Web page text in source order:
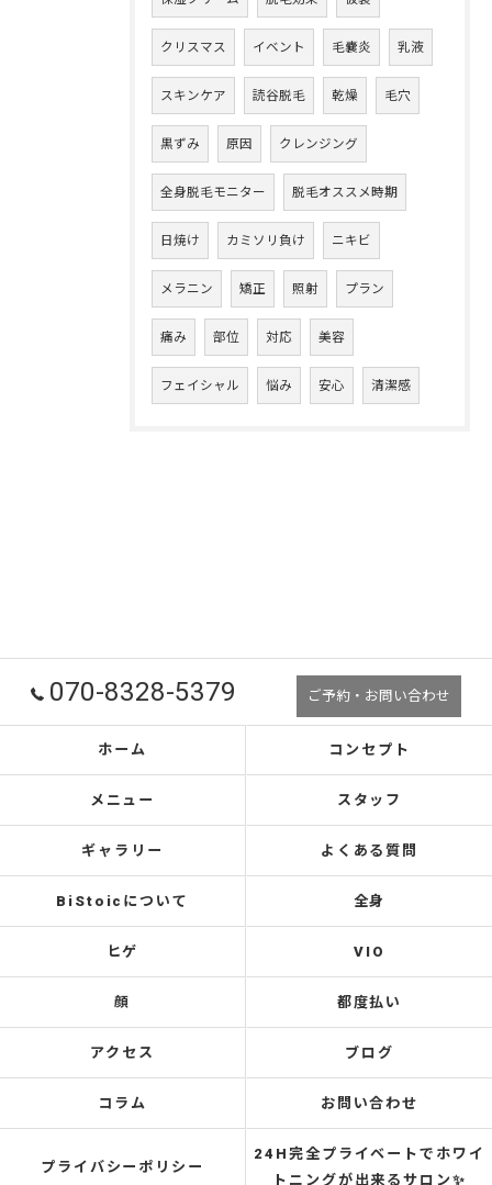
クリスマス イベント 毛嚢炎 乳液
スキンケア 読谷脱毛 乾燥 毛穴
黒ずみ 原因 クレンジング
全身脱毛モニター 脱毛オススメ時期
日焼け カミソリ負け ニキビ
メラニン 矯正 照射 プラン
痛み 部位 対応 美容
フェイシャル 悩み 安心 清潔感
070-8328-5379 ご予約・お問い合わせ
ホーム コンセプト
メニュー スタッフ
ギャラリー よくある質問
BiStoicについて 全身
ヒゲ VIO
顔 都度払い
アクセス ブログ
コラム お問い合わせ
プライバシーポリシー
24H完全プライベートでホワイ
トニングが出来るサロン✨